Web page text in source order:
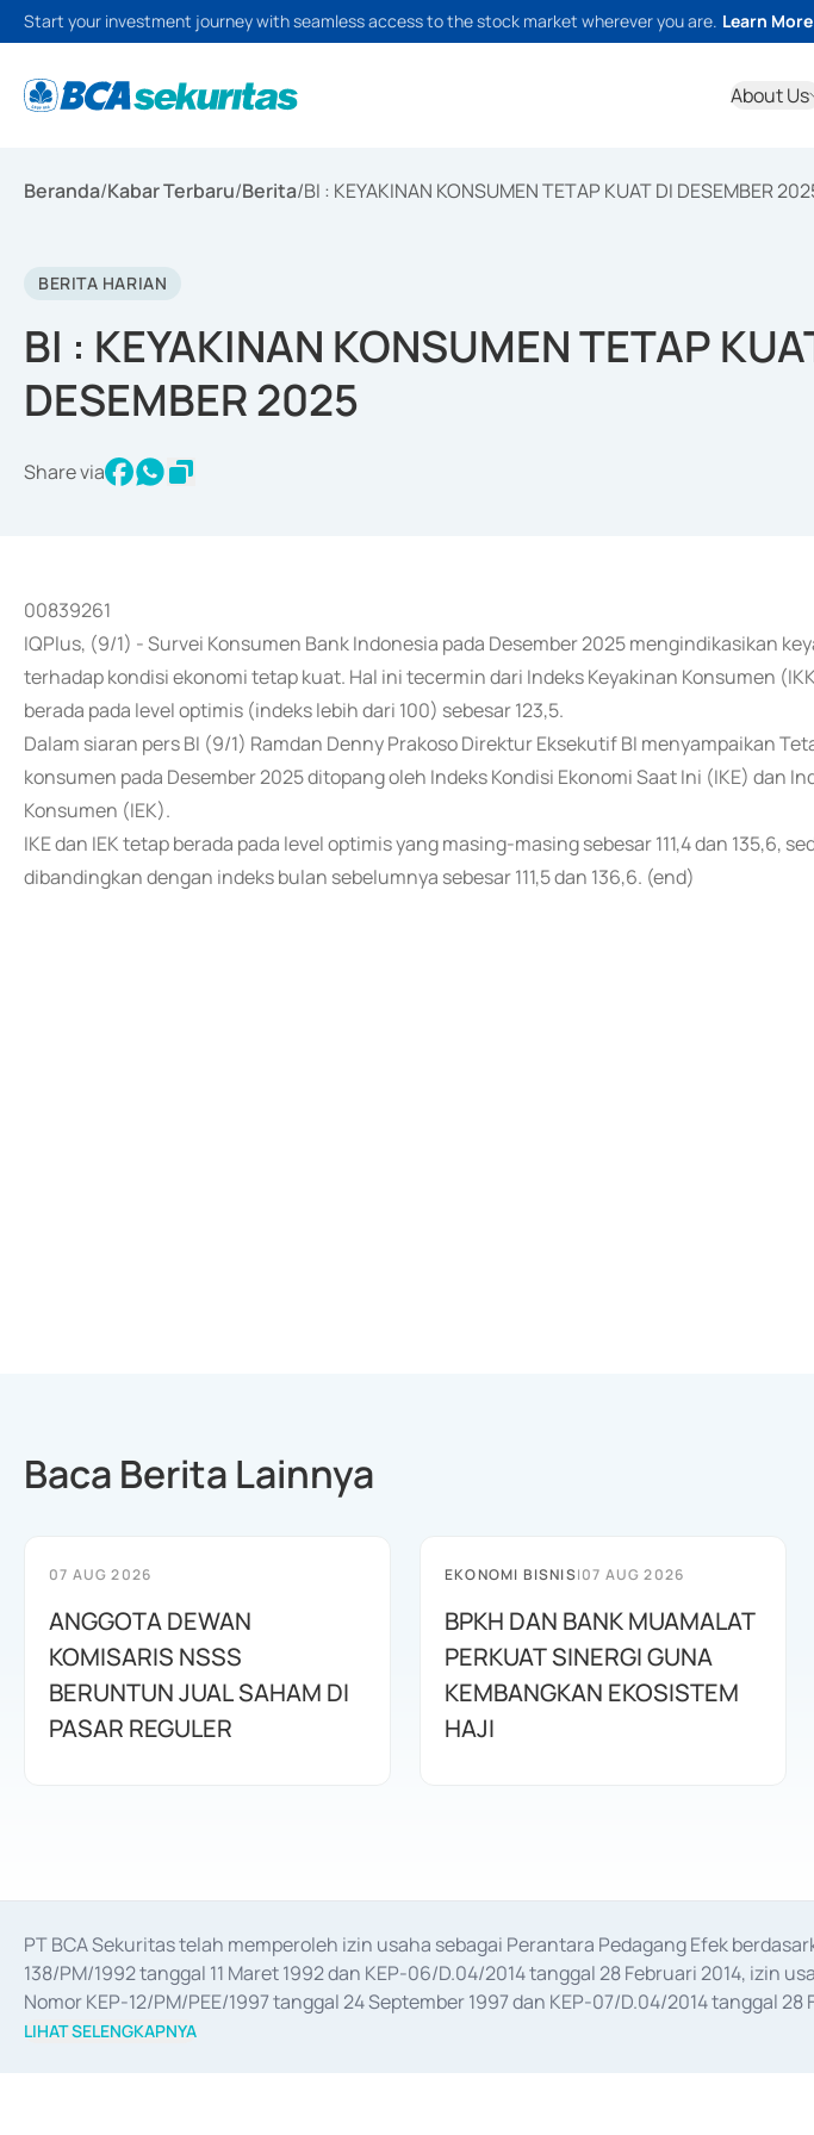
Start your investment journey with seamless access to the stock market wherever you are. Learn More
About Us
Beranda/Kabar Terbaru/Berita/BI : KEYAKINAN KONSUMEN TETAP KUAT DI DESEMBER
BERITA HARIAN
BI : KEYAKINAN KONSUMEN TETAP
DESEMBER 2025
Share via
00839261
IQPlus, (9/1) - Survei Konsumen Bank Indonesia pada Desember 2025 mengindikasikan
terhadap kondisi ekonomi tetap kuat. Hal ini tecermin dari Indeks Keyakinan Konsumen
berada pada level optimis (indeks lebih dari 100) sebesar 123,5.
Dalam siaran pers BI (9/1) Ramdan Denny Prakoso Direktur Eksekutif BI menyampaikan
konsumen pada Desember 2025 ditopang oleh Indeks Kondisi Ekonomi Saat Ini (IKE) dan
Konsumen (IEK).
IKE dan IEK tetap berada pada level optimis yang masing-masing sebesar 111,4 dan 135,6,
dibandingkan dengan indeks bulan sebelumnya sebesar 111,5 dan 136,6. (end)
Baca Berita Lainnya
07 AUG 2026
ANGGOTA DEWAN
KOMISARIS NSSS
BERUNTUN JUAL SAHAM DI
PASAR REGULER
EKONOMI BISNIS|07 AUG 2026
BPKH DAN BANK MUAMALAT
PERKUAT SINERGI GUNA
KEMBANGKAN EKOSISTEM
HAJI
PT BCA Sekuritas telah memperoleh izin usaha sebagai Perantara Pedagang Efek
138/PM/1992 tanggal 11 Maret 1992 dan KEP-06/D.04/2014 tanggal 28 Februari 2014,
Nomor KEP-12/PM/PEE/1997 tanggal 24 September 1997 dan KEP-07/D.04/2014 tanggal
merger, akuisisi, divestasi, dan
LIHAT SELENGKAPNYA